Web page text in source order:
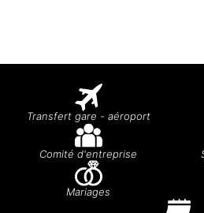
Transfert gare - aéroport
Comité d'entreprise
Mariages